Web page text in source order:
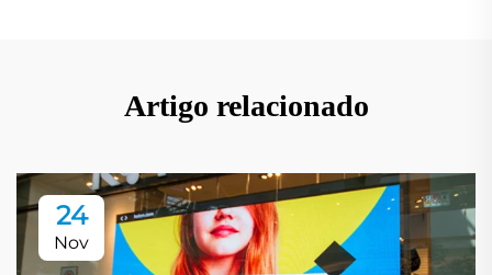
Artigo relacionado
24
Nov